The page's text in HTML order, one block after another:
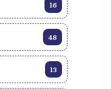
16
48
13